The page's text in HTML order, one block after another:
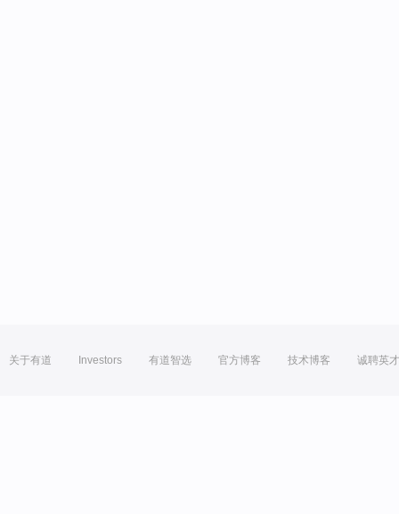
关于有道 Investors 有道智选 官方博客 技术博客 诚聘英才